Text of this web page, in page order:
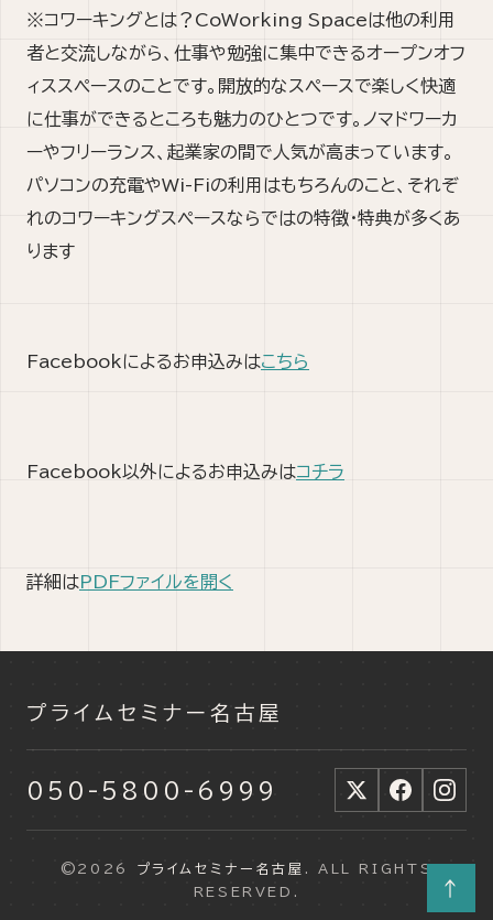
↑
※コワーキングとは？CoWorking Spaceは他の利用
者と交流しながら、仕事や勉強に集中できるオープンオフ
ィススペースのことです。開放的なスペースで楽しく快適
に仕事ができるところも魅力のひとつです。ノマドワーカ
ーやフリーランス、起業家の間で人気が高まっています。
パソコンの充電やWi-Fiの利用はもちろんのこと、それぞ
れのコワーキングスペースならではの特徴・特典が多くあ
ります
Facebookによるお申込みはこちら
Facebook以外によるお申込みはコチラ
詳細はPDFファイルを開く
プライムセミナー名古屋
050-5800-6999
©2026 プライムセミナー名古屋
. ALL RIGHTS
RESERVED.